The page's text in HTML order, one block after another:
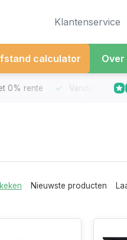
Klantenservice
calculator Over
0% rente Vandaag
Nieuwste producten